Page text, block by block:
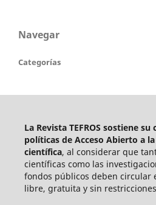
Navegar
Categorías
La Revista TEFROS sostiene
políticas de Acceso Abierto a
científica, al considerar que
científicas como las
fondos públicos deben circular
libre, gratuita y sin